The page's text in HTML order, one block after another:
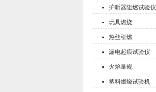
护听器阻燃试验仪
玩具燃烧
热丝引燃
漏电起痕试验仪
火焰量规
塑料燃烧试验机